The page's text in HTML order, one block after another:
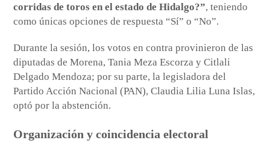
corridas de toros en el estado de Hidalgo?”, teniendo
como únicas opciones de respuesta “Sí” o “No”.
Durante la sesión, los votos en contra provinieron de las
diputadas de Morena, Tania Meza Escorza y Citlali
Delgado Mendoza; por su parte, la legisladora del
Partido Acción Nacional (PAN), Claudia Lilia Luna Islas,
optó por la abstención.
Organización y coincidencia electoral